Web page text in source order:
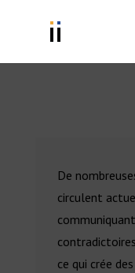
De
circulent
ce qui crée